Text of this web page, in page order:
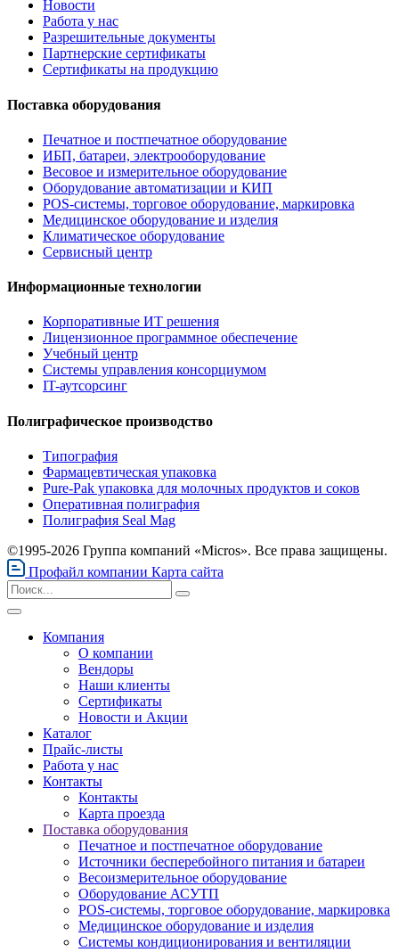
Новости
Работа у нас
Разрешительные документы
Партнерские сертификаты
Сертификаты на продукцию
Поставка оборудования
Печатное и постпечатное оборудование
ИБП, батареи, электрооборудование
Весовое и измерительное оборудование
Оборудование автоматизации и КИП
POS-системы, торговое оборудование, маркировка
Медицинское оборудование и изделия
Климатическое оборудование
Сервисный центр
Информационные технологии
Корпоративные ИТ решения
Лицензионное программное обеспечение
Учебный центр
Системы управления консорциумом
IT-аутсорсинг
Полиграфическое производство
Типография
Фармацевтическая упаковка
Pure-Pak упаковка для молочных продуктов и соков
Оперативная полиграфия
Полиграфия Seal Mag
©1995-2026 Группа компаний «Micros». Все права защищены.
Профайл компании Карта сайта
Компания
О компании
Вендоры
Наши клиенты
Сертификаты
Новости и Акции
Каталог
Прайс-листы
Работа у нас
Контакты
Контакты
Карта проезда
Поставка оборудования
Печатное и постпечатное оборудование
Источники бесперебойного питания и батареи
Весоизмерительное оборудование
Оборудование АСУТП
POS-системы, торговое оборудование, маркировка
Медицинское оборудование и изделия
Системы кондиционирования и вентиляции